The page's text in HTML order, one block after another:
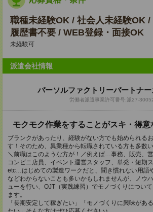
職種未経験OK / 社会人未経験OK
履歴書不要 / WEB登録・面接OK
未経験可
派遣会社情報
パーソルファクトリーパートナ
労働者派遣事業許可番号:派27-
モクモク作業をすることがスキ・得意
ブランクがあったり、経験がない方でも始められる
す！そのため、異業種から転職されている方も多数い
＼前職はこのような方が！／例えば…事務、販売、営
コンビニ店員、イベント運営スタッフ、単発・短期
etc…はじめての製造ワークだと、聞き慣れない用語
などわからないことも多いかもしれませんが、ノウ
ューを行い、OJT（実践練習）でモノづくりについ
ます。
「長期安定して稼ぎたい」「モノづくりに興味があ